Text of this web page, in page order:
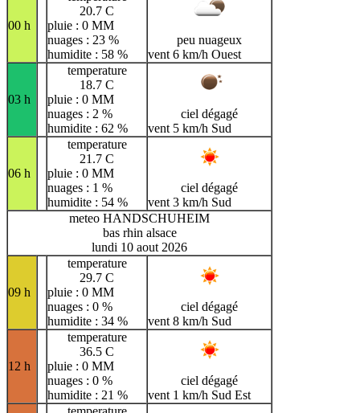
00 h
20.7 C
pluie : 0 MM
nuages : 23 %
humidite : 58 %
peu nuageux
vent 6 km/h Ouest
03 h
temperature
18.7 C
pluie : 0 MM
nuages : 2 %
humidite : 62 %
ciel dégagé
vent 5 km/h Sud
06 h
temperature
21.7 C
pluie : 0 MM
nuages : 1 %
humidite : 54 %
ciel dégagé
vent 3 km/h Sud
meteo HANDSCHUHEIM
bas rhin alsace
lundi 10 aout 2026
09 h
temperature
29.7 C
pluie : 0 MM
nuages : 0 %
humidite : 34 %
ciel dégagé
vent 8 km/h Sud
12 h
temperature
36.5 C
pluie : 0 MM
nuages : 0 %
humidite : 21 %
ciel dégagé
vent 1 km/h Sud Est